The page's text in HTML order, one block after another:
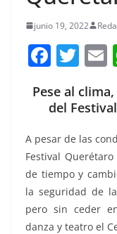
junio 19, 2022
F
c
e
b
o
o
k
T
itt
er l
Pese al
del
A pesar de las
Festival
de tiempo y
la seguridad de
pero sin ceder
danza y teatro el